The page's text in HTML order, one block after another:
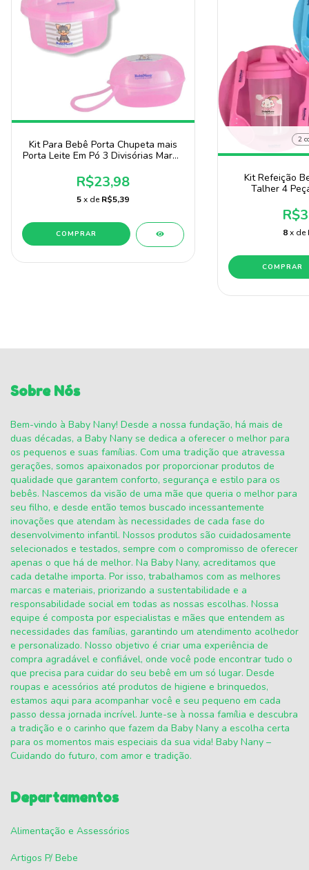
Kit Para Bebê Porta Chupeta mais
Porta Leite Em Pó 3 Divisórias Marca
R$23,98
5 x deR$5,39
COMPRAR
2
Kit Refeição
Talher 4
8x de
COMPRAR
Sobre Nós
Bem-vindo à Baby Nany! Desde a nossa fundação, há mais de
duas décadas, a Baby Nany se dedica a oferecer o melhor para
os pequenos e suas famílias. Com uma tradição que atravessa
gerações, somos apaixonados por proporcionar produtos de
qualidade que garantem conforto, segurança e estilo para os
bebês. Nascemos da visão de uma mãe que queria o melhor para
seu filho, e desde então temos buscado incessantemente
inovações que atendam às necessidades de cada fase do
desenvolvimento infantil. Nossos produtos são cuidadosamente
selecionados e testados, sempre com o compromisso de oferecer
apenas o que há de melhor. Na Baby Nany, acreditamos que
cada detalhe importa. Por isso, trabalhamos com as melhores
marcas e materiais, priorizando a sustentabilidade e a
responsabilidade social em todas as nossas escolhas. Nossa
equipe é composta por especialistas e mães que entendem as
necessidades das famílias, garantindo um atendimento acolhedor
e personalizado. Nosso objetivo é criar uma experiência de
compra agradável e confiável, onde você pode encontrar tudo o
que precisa para cuidar do seu bebê em um só lugar. Desde
roupas e acessórios até produtos de higiene e brinquedos,
estamos aqui para acompanhar você e seu pequeno em cada
passo dessa jornada incrível. Junte-se à nossa família e descubra
a tradição e o carinho que fazem da Baby Nany a escolha certa
para os momentos mais especiais da sua vida! Baby Nany –
Cuidando do futuro, com amor e tradição.
Departamentos
Alimentação e Assessórios
Artigos P/ Bebe